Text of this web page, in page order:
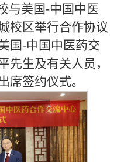
与美国-中国中医
校区举行合作协议
国-中国中医药交
先生及有关人员，
席签约仪式。